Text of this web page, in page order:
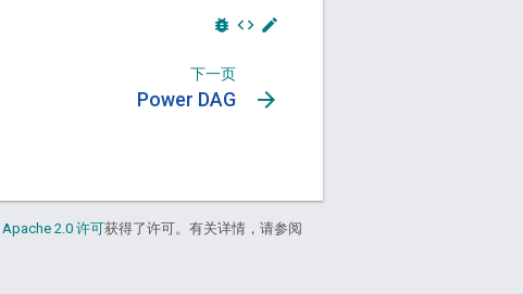
bug_report code edit
下一页
Power DAG arrow_forward
Apache 2.0 许可获得了许可。有关详情，请参阅